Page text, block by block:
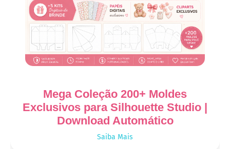
Mega Coleção 200+ Moldes
Exclusivos para Silhouette Studio |
Download Automático
Saiba Mais